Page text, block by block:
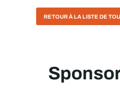
RETOUR À LA LISTE DE